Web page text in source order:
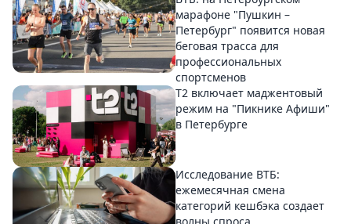
марафоне "Пушкин –
Петербург" появится новая
беговая трасса для
профессиональных
спортсменов
Т2 включает маджентовый
режим на "Пикнике Афиши"
в Петербурге
Исследование ВТБ:
ежемесячная смена
категорий кешбэка создает